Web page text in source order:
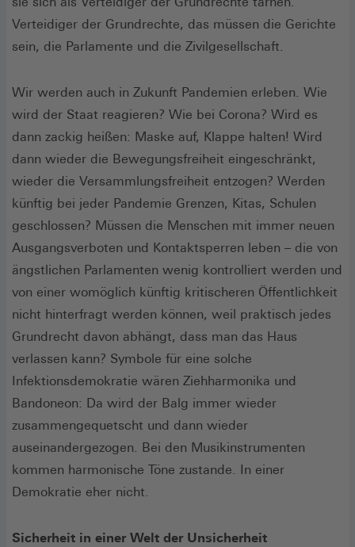
Verteidiger der Grundrechte, das müssen die Gerichte
sein, die Parlamente und die Zivilgesellschaft.
Wir werden auch in Zukunft Pandemien erleben. Wie
wird der Staat reagieren? Wie bei Corona? Wird es
dann zackig heißen: Maske auf, Klappe halten! Wird
dann wieder die Bewegungsfreiheit eingeschränkt,
wieder die Versammlungsfreiheit entzogen? Werden
künftig bei jeder Pandemie Grenzen, Kitas, Schulen
geschlossen? Müssen die Menschen mit immer neuen
Ausgangsverboten und Kontaktsperren leben – die von
ängstlichen Parlamenten wenig kontrolliert werden und
von einer womöglich künftig kritischeren Öffentlichkeit
nicht hinterfragt werden können, weil praktisch jedes
Grundrecht davon abhängt, dass man das Haus
verlassen kann? Symbole für eine solche
Infektionsdemokratie wären Ziehharmonika und
Bandoneon: Da wird der Balg immer wieder
zusammengequetscht und dann wieder
auseinandergezogen. Bei den Musikinstrumenten
kommen harmonische Töne zustande. In einer
Demokratie eher nicht.
Sicherheit in einer Welt der Unsicherheit